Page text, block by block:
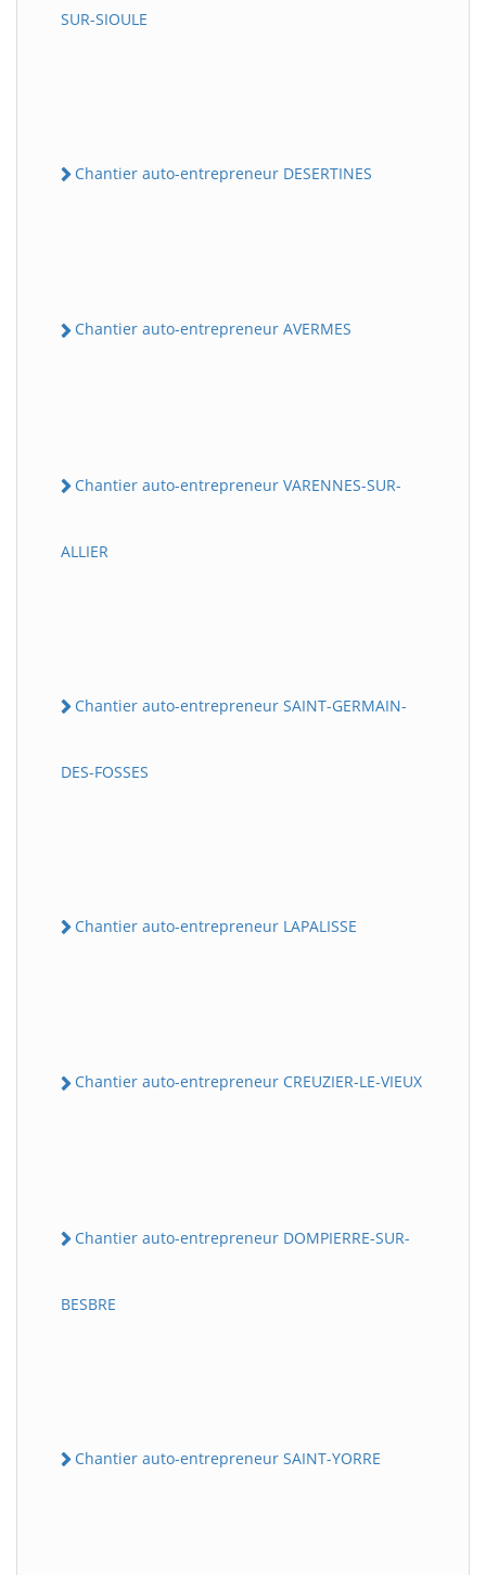
SUR-SIOULE
Chantier auto-entrepreneur DESERTINES
Chantier auto-entrepreneur AVERMES
Chantier auto-entrepreneur VARENNES-SUR-
ALLIER
Chantier auto-entrepreneur SAINT-GERMAIN-
DES-FOSSES
Chantier auto-entrepreneur LAPALISSE
Chantier auto-entrepreneur CREUZIER-LE-VIEUX
Chantier auto-entrepreneur DOMPIERRE-SUR-
BESBRE
Chantier auto-entrepreneur SAINT-YORRE